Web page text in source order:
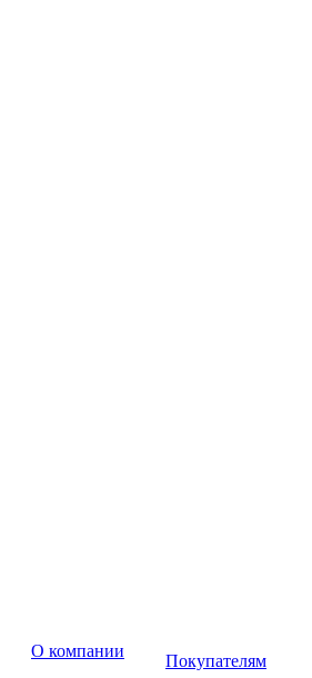
О компании
Покупателям